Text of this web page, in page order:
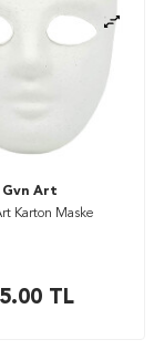
Gvn Art
Karton Maske
TL